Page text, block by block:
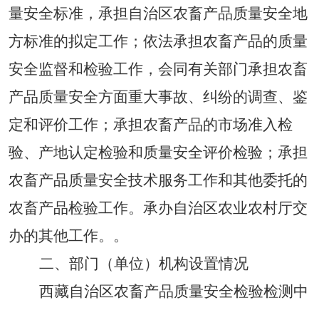
量安全标准，承担自治区农畜产品质量安全地
方标准的拟定工作；依法承担农畜产品的质量
安全监督和检验工作，会同有关部门承担农畜
产品质量安全方面重大事故、纠纷的调查、鉴
定和评价工作；承担农畜产品的市场准入检
验、产地认定检验和质量安全评价检验；承担
农畜产品质量安全技术服务工作和其他委托的
农畜产品检验工作。承办自治区农业农村厅交
办的其他工作。 。
二、部门（单位）机构设置情况
西藏自治区农畜产品质量安全检验检测中